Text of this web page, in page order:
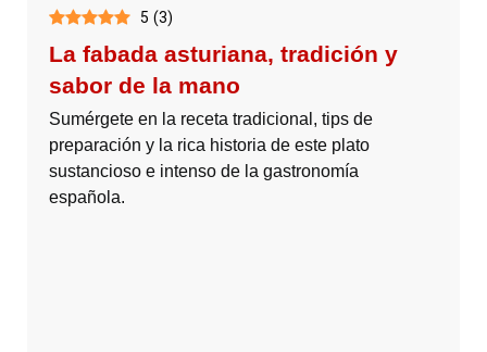
5 (3)
La fabada asturiana, tradición y
sabor de la mano
Sumérgete en la receta tradicional, tips de
preparación y la rica historia de este plato
sustancioso e intenso de la gastronomía
española.